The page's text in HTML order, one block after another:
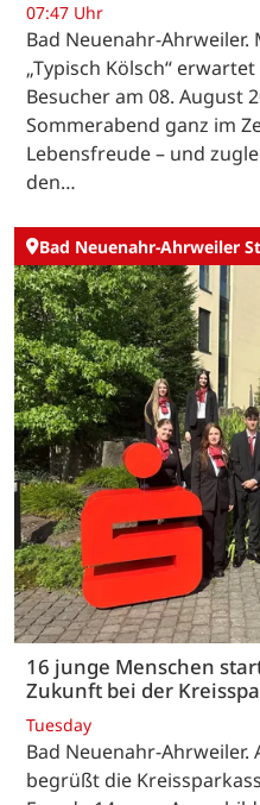
07:47 Uhr
Bad Neuenahr-
„Typisch Kölsch“
Besucher am 08. August
Sommerabend ganz im
Lebensfreude – und
den…
Bad Neuenahr-Ahrweiler
16 junge Menschen
Zukunft bei der
Tuesday
Bad Neuenahr-Ahrweiler.
begrüßt die